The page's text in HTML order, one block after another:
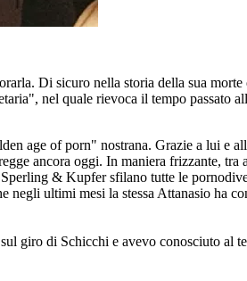
Di sicuro nella storia della sua
nel quale rievoca il tempo
age of porn" nostrana. Grazie a lui e
ancora oggi. In maniera frizzante,
& Kupfer sfilano tutte le
ultimi mesi la stessa Attanasio ha
giro di Schicchi e avevo conosciuto al